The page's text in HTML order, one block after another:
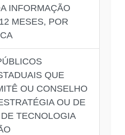
INFORMAÇÃO
MESES, POR
QUE
OU CONSELHO
OU DE
TECNOLOGIA